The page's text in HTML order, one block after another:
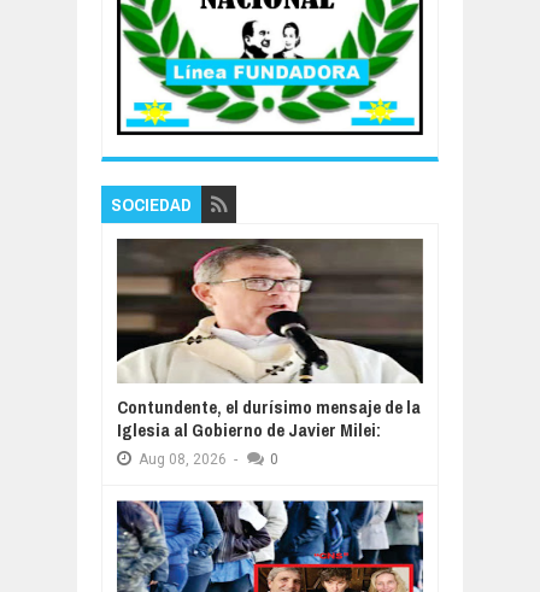
SOCIEDAD
Contundente, el durísimo mensaje de la
Iglesia al Gobierno de Javier Milei:
Aug 08, 2026 - 0